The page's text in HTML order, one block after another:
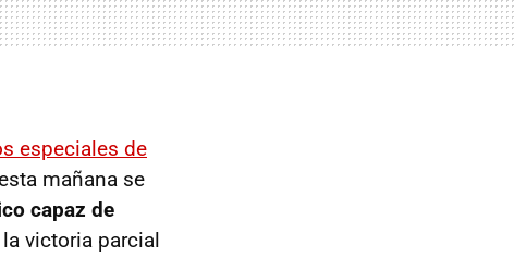
especiales de
mañana se
capaz de
victoria parcial